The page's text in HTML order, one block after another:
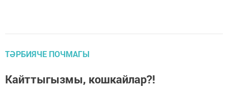
ТӘРБИЯЧЕ ПОЧМАГЫ
Кайттыгызмы, кошкайлар?!